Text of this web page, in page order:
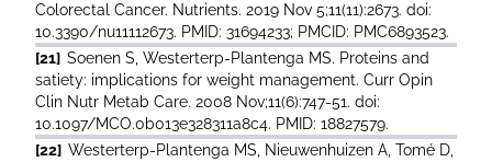
Colorectal Cancer. Nutrients. 2019 Nov 5;11(11):2673. doi:
10.3390/nu11112673. PMID: 31694233; PMCID: PMC6893523.
[21] Soenen S, Westerterp-Plantenga MS. Proteins and
satiety: implications for weight management. Curr Opin
Clin Nutr Metab Care. 2008 Nov;11(6):747-51. doi:
10.1097/MCO.0b013e328311a8c4. PMID: 18827579.
[22] Westerterp-Plantenga MS, Nieuwenhuizen A, Tomé D,